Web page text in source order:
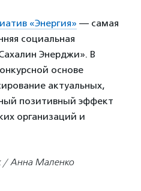
«Энергия» — самая
социальная
Энерджи». В
основе
актуальных,
позитивный эффект
организаций и
/ Анна Маленко